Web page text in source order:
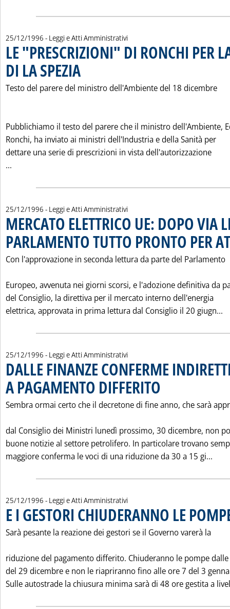
25/12/1996 - Leggi e Atti Amministrativi
LE "PRESCRIZIONI" DI RONCHI PER
DI LA SPEZIA
Testo del parere del ministro dell'Ambiente del 18 dicembre
Pubblichiamo il testo del parere che il ministro dell'Ambiente,
Ronchi, ha inviato ai ministri dell'Industria e della Sanità per
dettare una serie di prescrizioni in vista dell'autorizzazione
...
25/12/1996 - Leggi e Atti Amministrativi
MERCATO ELETTRICO UE: DOPO VIA
PARLAMENTO TUTTO PRONTO PER
Con l'approvazione in seconda lettura da parte del Parlamento
Europeo, avvenuta nei giorni scorsi, e l'adozione definitiva da
del Consiglio, la direttiva per il mercato interno dell'energia
elettrica, approvata in prima lettura dal Consiglio il 20 giugn...
25/12/1996 - Leggi e Atti Amministrativi
DALLE FINANZE CONFERME
A PAGAMENTO DIFFERITO
Sembra ormai certo che il decretone di fine anno, che sarà
dal Consiglio dei Ministri lunedì prossimo, 30 dicembre, non
buone notizie al settore petrolifero. In particolare trovano
maggiore conferma le voci di una riduzione da 30 a 15 gi...
25/12/1996 - Leggi e Atti Amministrativi
E I GESTORI CHIUDERANNO LE
Sarà pesante la reazione dei gestori se il Governo varerà la
riduzione del pagamento differito. Chiuderanno le pompe
del 29 dicembre e non le riapriranno fino alle ore 7 del 3
Sulle autostrade la chiusura minima sarà di 48 ore gestita a